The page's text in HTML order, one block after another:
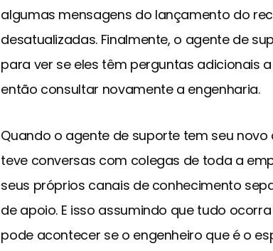
algumas mensagens do lançamento do
desatualizadas. Finalmente, o agente de
para ver se eles têm perguntas adicionais
então consultar novamente a engenharia.
Quando o agente de suporte tem seu
teve conversas com colegas de toda a
seus próprios canais de conhecimento
de apoio. E isso assumindo que tudo
pode acontecer se o engenheiro que é o